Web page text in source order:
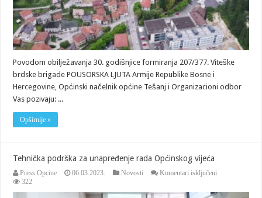
Povodom obilježavanja 30. godišnjice formiranja 207/377. Viteške
brdske brigade POUSORSKA LJUTA Armije Republike Bosne i
Hercegovine, Općinski načelnik općine Tešanj i Organizacioni odbor
Vas pozivaju: ...
Opširnije »
Tehnička podrška za unapređenje rada Općinskog vijeća
Press Opcine 06.03.2023. Novosti Komentari isključeni
322